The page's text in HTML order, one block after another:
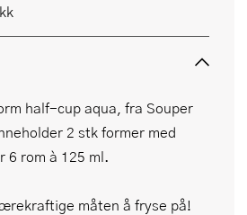
half-cup aqua, fra Souper
2 stk former med
6 rom à 125 ml.
måten å fryse på!